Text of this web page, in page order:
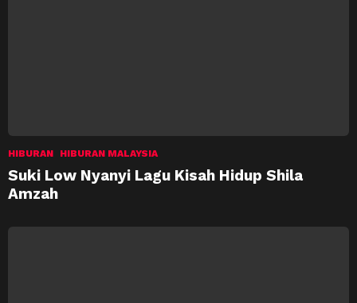
HIBURAN HIBURAN MALAYSIA
Suki Low Nyanyi Lagu Kisah Hidup Shila
Amzah